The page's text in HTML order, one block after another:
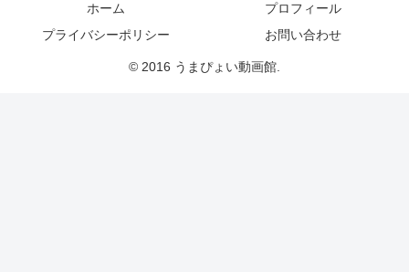
ホーム
プロフィール
プライバシーポリシー
お問い合わせ
© 2016 うまぴょい動画館.